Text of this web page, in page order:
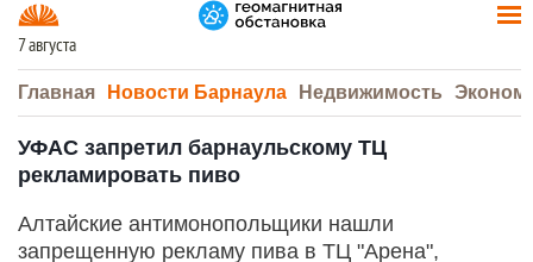
7 августа
Главная Новости Барнаула Недвижимость
УФАС запретил барнаульскому ТЦ
рекламировать пиво
Алтайские антимонопольщики нашли
запрещенную рекламу пива в ТЦ "Арена",